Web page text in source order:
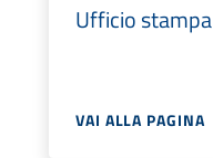
Ufficio stampa
VAI ALLA PAGINA